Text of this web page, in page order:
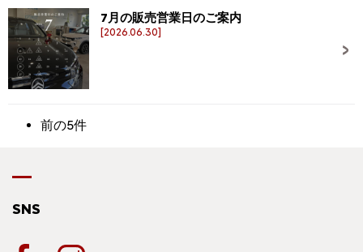
7月の販売営業日のご案内
[2026.06.30]
前の5件
SNS